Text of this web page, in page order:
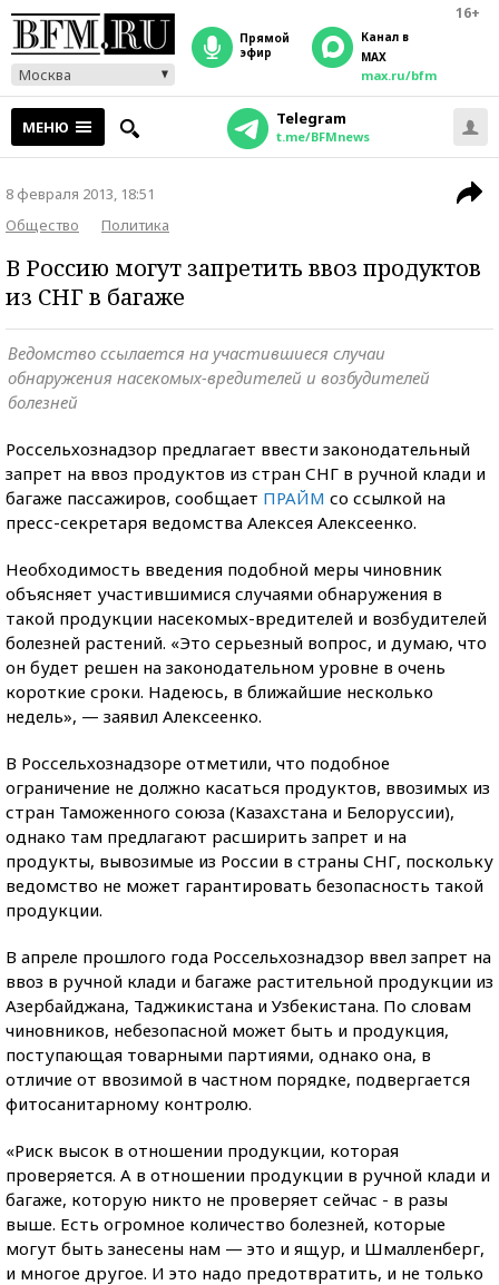
16+
Москва
прямой
эфир
Канал в
MAX
max.ru/bfm
МЕНЮ Telegram
t.me/BFMnews
8 февраля 2013, 18:51
Общество
Политика
В Россию могут запретить ввоз продуктов
из СНГ в багаже
Ведомство ссылается на участившиеся случаи
обнаружения насекомых-вредителей и возбудителей
болезней
Россельхознадзор предлагает ввести законодательный
запрет на ввоз продуктов из стран СНГ в ручной клади и
багаже пассажиров, сообщает ПРАЙМ со ссылкой на
пресс-секретаря ведомства Алексея Алексеенко.
Необходимость введения подобной меры чиновник
объясняет участившимися случаями обнаружения в
такой продукции насекомых-вредителей и возбудителей
болезней растений. «Это серьезный вопрос, и думаю, что
он будет решен на законодательном уровне в очень
короткие сроки. Надеюсь, в ближайшие несколько
недель», — заявил Алексеенко.
В Россельхознадзоре отметили, что подобное
ограничение не должно касаться продуктов, ввозимых из
стран Таможенного союза (Казахстана и Белоруссии),
однако там предлагают расширить запрет и на
продукты, вывозимые из России в страны СНГ, поскольку
ведомство не может гарантировать безопасность такой
продукции.
В апреле прошлого года Россельхознадзор ввел запрет на
ввоз в ручной клади и багаже растительной продукции из
Азербайджана, Таджикистана и Узбекистана. По словам
чиновников, небезопасной может быть и продукция,
поступающая товарными партиями, однако она, в
отличие от ввозимой в частном порядке, подвергается
фитосанитарному контролю.
«Риск высок в отношении продукции, которая
проверяется. А в отношении продукции в ручной клади и
багаже, которую никто не проверяет сейчас - в разы
выше. Есть огромное количество болезней, которые
могут быть занесены нам — это и ящур, и Шмалленберг,
и многое другое. И это надо предотвратить, и не только